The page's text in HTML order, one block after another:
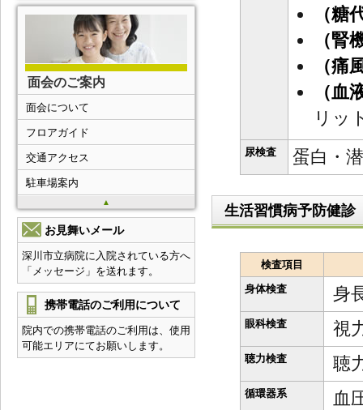
（糖
（腎
（痛
（血
リッ
尿検査 蛋白・
生活習慣病予防健診
検査項目
身体検査
身
眼科検査 視
聴力検査 聴
循環器系 血
面会のご案内
▲
面会について
フロアガイド
交通アクセス
駐車場案内
お見舞いメール
深川市立病院に入院されている方へ
「メッセージ」を送れます。
携帯電話のご利用について
院内での携帯電話のご利用は、使用
可能エリアにてお願いします。